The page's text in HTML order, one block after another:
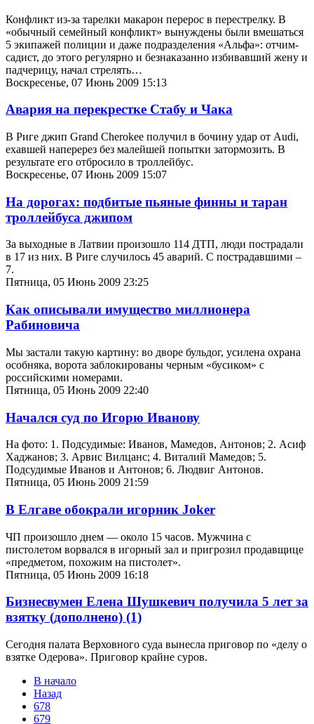
Конфликт из-за тарелки макарон перерос в перестрелку. В
«обычный семейный конфликт» вынуждены были вмешаться
5 экипажей полиции и даже подразделения «Альфа»: отчим-
садист, до этого регулярно и безнаказанно избивавший жену и
падчерицу, начал стрелять…
Воскресенье, 07 Июнь 2009 15:13
Авария на перекрестке Стабу и Чака
В Риге джип Grand Cherokee получил в бочину удар от Audi,
ехавшей наперерез без малейшей попытки затормозить. В
результате его отбросило в троллейбус.
Воскресенье, 07 Июнь 2009 15:07
На дорогах: подбитые пьяные финны и таран
троллейбуса джипом
За выходные в Латвии произошло 114 ДТП, люди пострадали
в 17 из них. В Риге случилось 45 аварий. С пострадавшими –
7.
Пятница, 05 Июнь 2009 23:25
Как описывали имущество миллионера
Рабиновича
Мы застали такую картину: во дворе бульдог, усилена охрана
особняка, ворота заблокированы черным «бусиком» с
российскими номерами.
Пятница, 05 Июнь 2009 22:40
Начался суд по Игорю Иванову
На фото: 1. Подсудимые: Иванов, Мамедов, Антонов; 2. Асиф
Хаджанов; 3. Арвис Вилцанс; 4. Виталий Мамедов; 5.
Подсудимые Иванов и Антонов; 6. Людвиг Антонов.
Пятница, 05 Июнь 2009 21:59
В Елгаве обокрали игорник Joker
ЧП произошло днем — около 15 часов. Мужчина с
пистолетом ворвался в игорный зал и пригрозил продавщице
«предметом, похожим на пистолет».
Пятница, 05 Июнь 2009 16:18
Бизнесвумен Елена Шушкевич получила 5 лет за
взятку (дополнено) (1)
Сегодня палата Верховного суда вынесла приговор по «делу о
взятке Одерова». Приговор крайне суров.
В начало
Назад
678
679